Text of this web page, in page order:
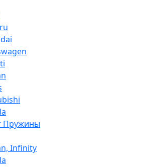
Пружины
Infinity